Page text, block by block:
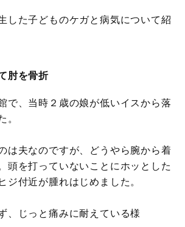
した子どものケガと病気について紹
肘を骨折
で、当時２歳の娘が低いイスから落
は夫なのですが、どうやら腕から着
頭を打っていないことにホッとした
ジ付近が腫れはじめました。
、じっと痛みに耐えている様